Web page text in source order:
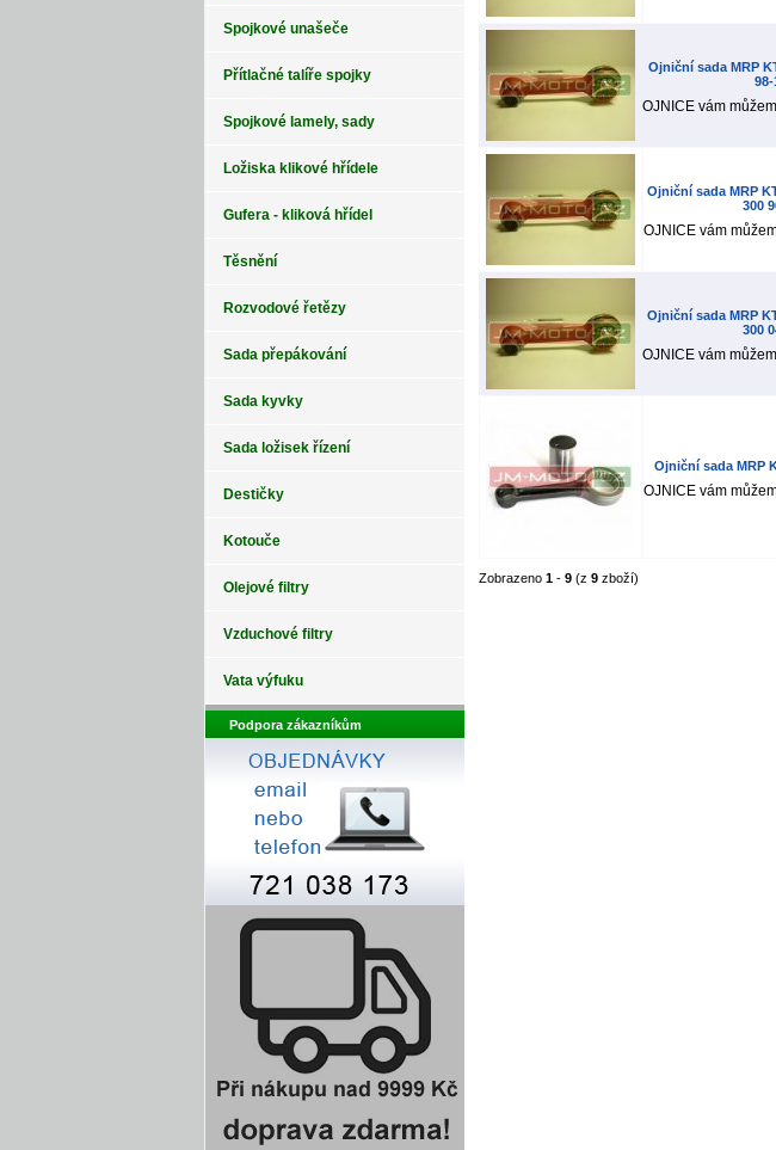
Spojkové unašeče
Přítlačné talíře spojky
Spojkové lamely, sady
Ložiska klikové hřídele
Gufera - kliková hřídel
Těsnění
Rozvodové řetězy
Sada přepákování
Sada kyvky
Sada ložisek řízení
Destičky
Kotouče
Olejové filtry
Vzduchové filtry
Vata výfuku
Podpora zákazníkům
Ojniční sada MRP
98-
OJNICE vám
Ojniční sada MRP
300
OJNICE vám
Ojniční sada MRP
300
OJNICE vám
Ojniční sada MRP
OJNICE vám
Zobrazeno 1- 9(z 9zboží)